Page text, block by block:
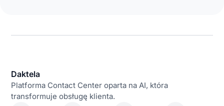
Daktela
Platforma Contact Center oparta na AI, która
transformuje obsługę klienta.